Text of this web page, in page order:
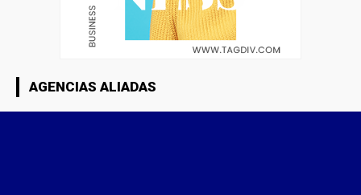
AGENCIAS ALIADAS